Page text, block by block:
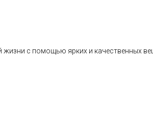
жизни с помощью ярких и качественных